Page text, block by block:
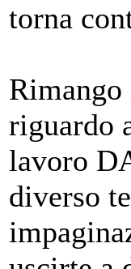
torna
riguardo
lavoro
diverso